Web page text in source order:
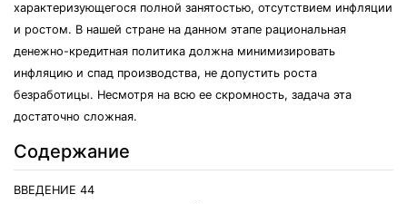
характеризующегося полной занятостью, отсутствием инфляции
и ростом. В нашей стране на данном этапе рациональная
денежно-кредитная политика должна минимизировать
инфляцию и спад производства, не допустить роста
безработицы. Несмотря на всю ее скромность, задача эта
достаточно сложная.
Содержание
ВВЕДЕНИЕ 44